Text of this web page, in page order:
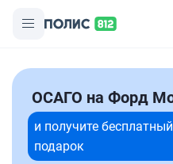
ОСАГО на Форд
и получите
подарок